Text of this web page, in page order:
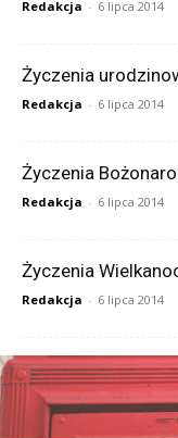
Redakcja - 6 lipca 2014
Życzenia
Redakcja - 6 lipca 2014
Życzenia
Redakcja - 6 lipca 2014
Życzenia
Redakcja - 6 lipca 2014